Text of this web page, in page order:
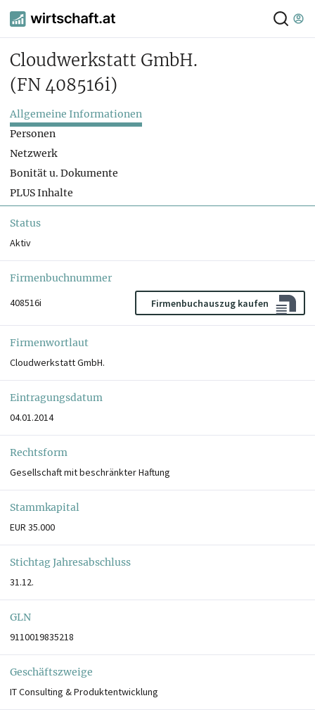
Cloudwerkstatt GmbH.
(FN 408516i)
Allgemeine Informationen
Personen
Netzwerk
Bonität u. Dokumente
PLUS Inhalte
Status
Aktiv
Firmenbuchnummer
408516i
Firmenbuchauszug kaufen
Firmenwortlaut
Cloudwerkstatt GmbH.
Eintragungsdatum
04.01.2014
Rechtsform
Gesellschaft mit beschränkter Haftung
Stammkapital
EUR 35.000
Stichtag Jahresabschluss
31.12.
GLN
9110019835218
Geschäftszweige
IT Consulting & Produktentwicklung